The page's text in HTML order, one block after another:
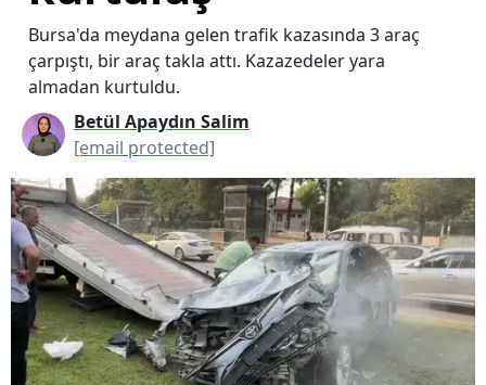
Bursa'da meydana gelen trafik kazasında 3 araç
çarpıştı, bir araç takla attı. Kazazedeler yara
almadan kurtuldu.
Betül Apaydın Salim
[email protected]